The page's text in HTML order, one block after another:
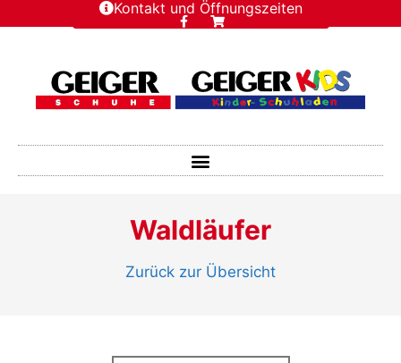
Kontakt und Öffnungszeiten
Waldläufer
Zurück zur Übersicht